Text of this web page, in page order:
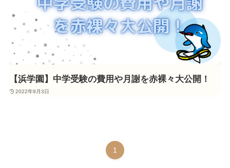
【浜学園】中学受験の費用や月謝を赤裸々大公開！
2022年9月3日
1